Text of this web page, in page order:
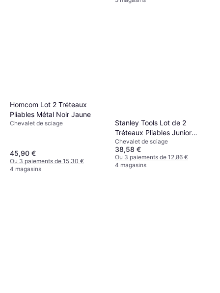
Homcom Lot 2 Tréteaux
Pliables Métal Noir Jaune
Chevalet de sciage
45,90 €
Ou 3 paiements de 15,30 €
4 magasins
Stanley Tools Lot de 2
Tréteaux Pliables Junior
Charge 362kg STST1-70355
Chevalet de sciage
38,58 €
Ou 3 paiements de 12,86 €
4 magasins